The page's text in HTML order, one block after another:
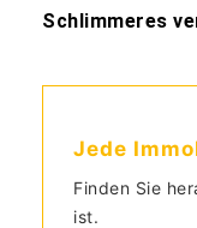
Schlimmeres
Jede
Finden Sie
ist.